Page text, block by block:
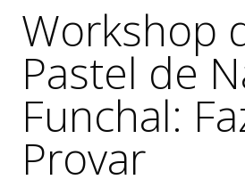
Workshop
Pastel de
Funchal:
Provar